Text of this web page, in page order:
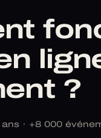
?
ans · +8 000